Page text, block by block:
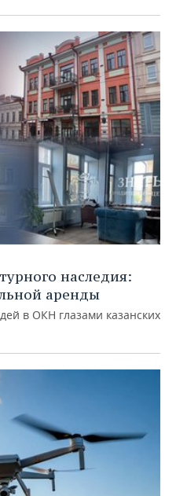
наследия:
аренды
в ОКН глазами казанских